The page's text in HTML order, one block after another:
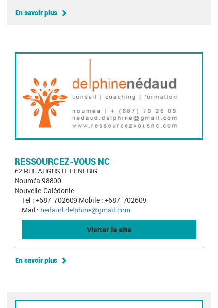
En savoir plus
RESSOURCEZ-VOUS NC
62 RUE AUGUSTE BENEBIG
Nouméa 98800
Nouvelle-Calédonie
Tel : +687_702609 Mobile : +687_702609
Mail : nedaud.delphine@gmail.com
Visiter le site
En savoir plus